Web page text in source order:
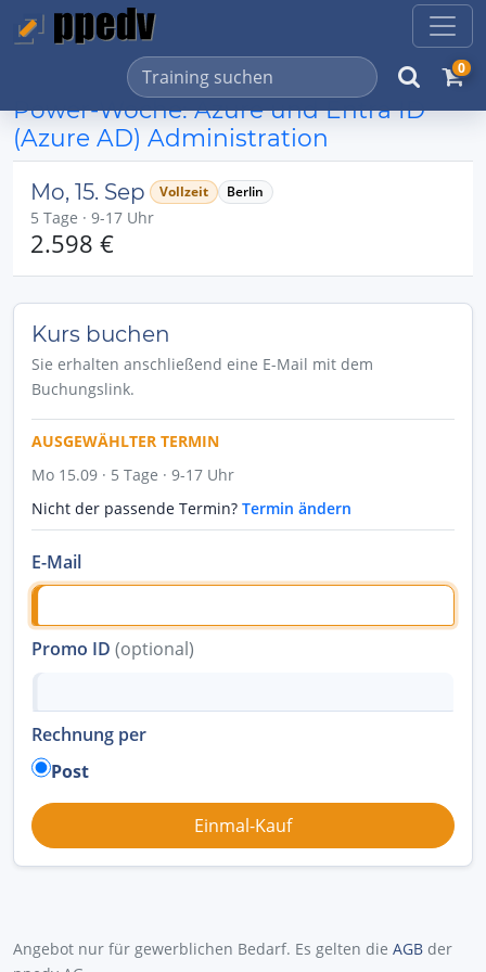
0
Power-Woche: Azure und Entra ID
(Azure AD) Administration
Mo, 15. Sep Vollzeit Berlin
5 Tage · 9-17 Uhr
2.598 €
Kurs buchen
Sie erhalten anschließend eine E-Mail mit dem
Buchungslink.
AUSGEWÄHLTER TERMIN
Mo 15.09 · 5 Tage · 9-17 Uhr
Nicht der passende Termin? Termin ändern
E-Mail
Promo ID (optional)
Rechnung per
Post
Angebot nur für gewerblichen Bedarf. Es gelten die AGB der